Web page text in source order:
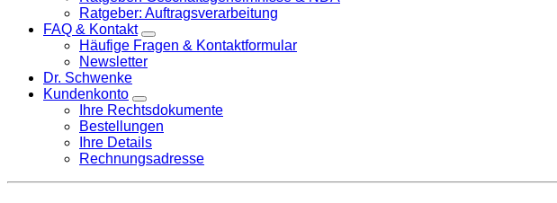
Ratgeber: Auftragsverarbeitung
FAQ & Kontakt
Häufige Fragen & Kontaktformular
Newsletter
Dr. Schwenke
Kundenkonto
Ihre Rechtsdokumente
Bestellungen
Ihre Details
Rechnungsadresse